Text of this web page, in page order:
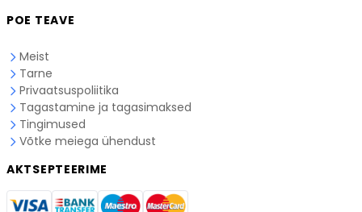
POE TEAVE
Meist
Tarne
Privaatsuspoliitika
Tagastamine ja tagasimaksed
Tingimused
Võtke meiega ühendust
AKTSEPTEERIME